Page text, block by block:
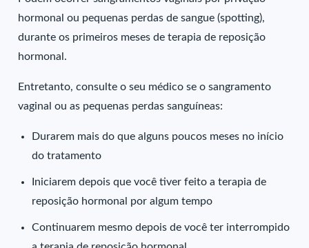
hormonal ou pequenas perdas de sangue (spotting),
durante os primeiros meses de terapia de reposição
hormonal.
Entretanto, consulte o seu médico se o sangramento
vaginal ou as pequenas perdas sanguíneas:
Durarem mais do que alguns poucos meses no início
do tratamento
Iniciarem depois que você tiver feito a terapia de
reposição hormonal por algum tempo
Continuarem mesmo depois de você ter interrompido